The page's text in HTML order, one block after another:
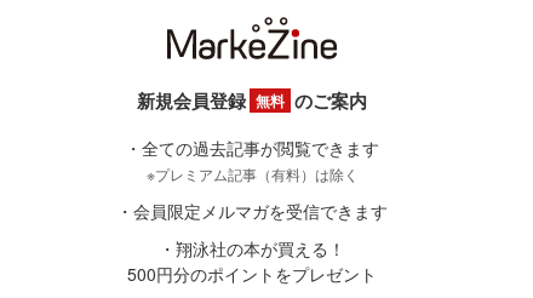
新規会員登録 無料 のご案内
・全ての過去記事が閲覧できます
※プレミアム記事（有料）は除く
・会員限定メルマガを受信できます
・翔泳社の本が買える！
500円分のポイントをプレゼント